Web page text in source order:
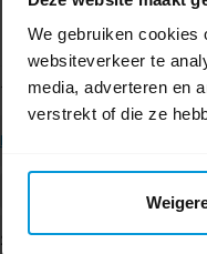
We gebruiken cookies
websiteverkeer te
media, adverteren en
verstrekt of die ze
168402
24x24 cm